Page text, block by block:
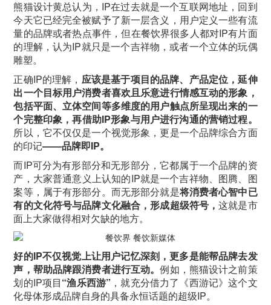
熊猫设计黄总认为，IP在过去就是一个互联网地址，回到
今天它已经完全被赋予了新一层含义，用户定义一些有流
量的品牌或者热点事件，但在餐饮界很多人都对IP有片面
的理解，认为IP就只是一个吉祥物，或者一个立体的玩偶
雕塑。
正确IP的理解， 应该是基于项目的品牌、产品定位，延伸
出一个目标用户消费者喜欢且乐意进行情感互动的形象，
包括平面、立体空间等多维度的用户触点所呈现出来的一
个完整印象，再借助IP形象与用户进行沟通的营销过程。
所以，它不仅仅是一个视觉形象，更是一个品牌综合方面
的印记——品牌即IP。
而IP可分为有形部分和无形部分，它都属于一个品牌的资
产，大家普通意义上认知的IP就是一个吉祥物、图腾、图
案等，属于有形部分。而无形部分就是将消费者心智中已
有的文化符号与品牌文化融合，形成超级符号，这就是市
面上大家做得相对欠缺的地方。
好的IP不仅视觉上让用户记忆深刻，更多是能帮品牌去发
声，帮助品牌跟消费者进行互动。例如，熊猫设计之前策
划的IP项目“渔乐西游” ，就充分借力了《西游记》这个文
化母体形成品牌自身的具备永恒话题的超级IP。